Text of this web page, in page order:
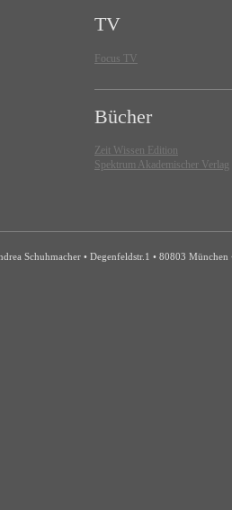
TV
Focus TV
Bücher
Zeit Wissen Edition
Spektrum Akademischer Verlag
Schuhmacher • Degenfeldstr.1 • 80803